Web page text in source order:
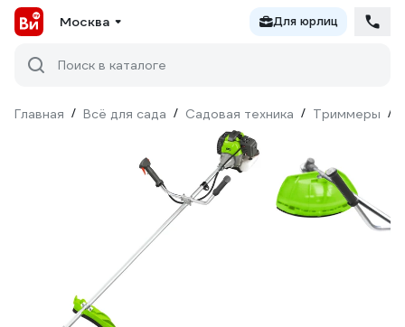
Москва Для юрлиц
Поиск в каталоге
Главная / Всё для сада / Садовая техника / Триммеры /